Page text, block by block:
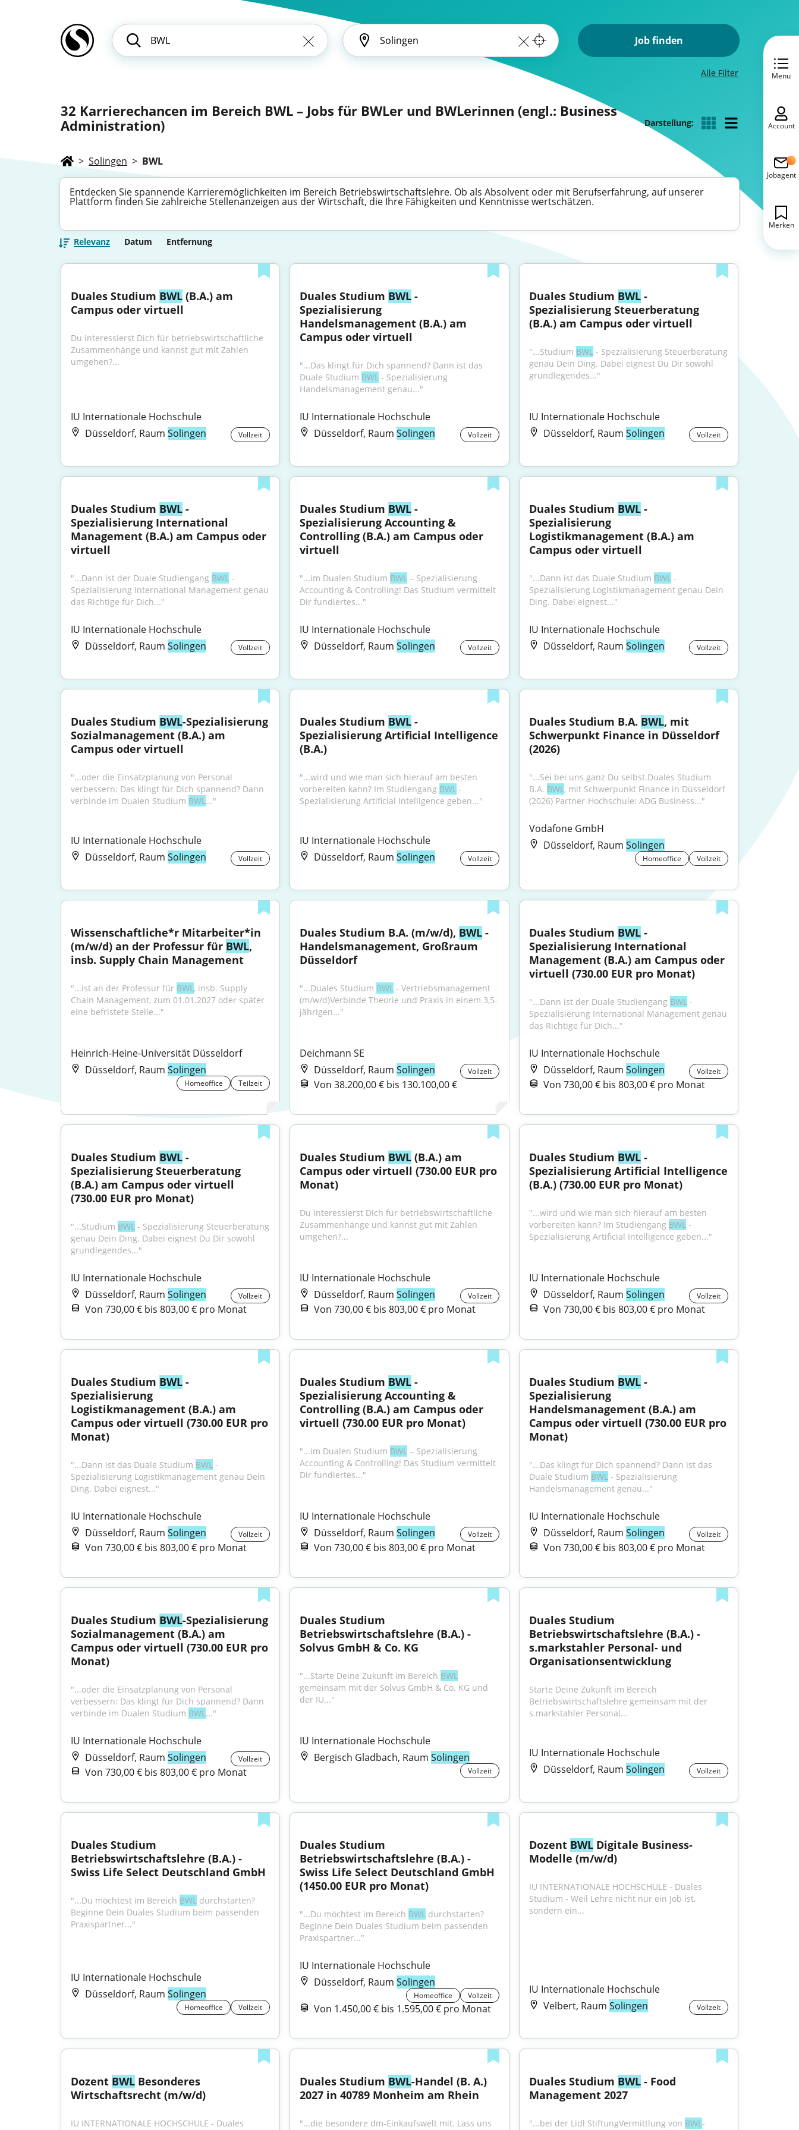
Job finden
Alle Filter
32 Karrierechancen im Bereich BWL – Jobs für BWLer und BWLerinnen (engl.: Business
Administration)
Darstellung:
> Solingen > BWL
Entdecken Sie spannende Karrieremöglichkeiten im Bereich Betriebswirtschaftslehre. Ob als Absolvent oder mit Berufserfahrung, auf unserer
Plattform finden Sie zahlreiche Stellenanzeigen aus der Wirtschaft, die Ihre Fähigkeiten und Kenntnisse wertschätzen.
Relevanz Datum Entfernung
Duales Studium BWL (B.A.) am
Campus oder virtuell
Du interessierst Dich für betriebswirtschaftliche
Zusammenhänge und kannst gut mit Zahlen
umgehen?...
IU Internationale Hochschule
Düsseldorf, Raum Solingen Vollzeit
Duales Studium BWL -
Spezialisierung
Handelsmanagement (B.A.) am
Campus oder virtuell
"...Das klingt für Dich spannend? Dann ist das
Duale Studium BWL - Spezialisierung
Handelsmanagement genau..."
IU Internationale Hochschule
Düsseldorf, RaumSolingen Vollzeit
Duales Studium BWL -
Spezialisierung Steuerberatung
(B.A.) am Campus oder virtuell
"...Studium BWL - Spezialisierung Steuerberatung
genau Dein Ding. Dabei eignest Du Dir sowohl
grundlegendes..."
IU Internationale Hochschule
Düsseldorf, Raum Solingen Vollzeit
Duales Studium BWL -
Spezialisierung International
Management (B.A.) am Campus oder
virtuell
"...Dann ist der Duale Studiengang BWL -
Spezialisierung International Management genau
das Richtige für Dich..."
IU Internationale Hochschule
Düsseldorf, Raum Solingen Vollzeit
Duales Studium BWL -
Spezialisierung Accounting &
Controlling (B.A.) am Campus oder
virtuell
"...im Dualen Studium BWL – Spezialisierung
Accounting & Controlling! Das Studium vermittelt
Dir fundiertes..."
IU Internationale Hochschule
Düsseldorf, RaumSolingen Vollzeit
Duales Studium BWL -
Spezialisierung
Logistikmanagement (B.A.) am
Campus oder virtuell
"...Dann ist das Duale Studium BWL -
Spezialisierung Logistikmanagement genau Dein
Ding. Dabei eignest..."
IU Internationale Hochschule
Düsseldorf, Raum Solingen Vollzeit
Duales Studium BWL-Spezialisierung
Sozialmanagement (B.A.) am
Campus oder virtuell
"...oder die Einsatzplanung von Personal
verbessern: Das klingt für Dich spannend? Dann
verbinde im Dualen Studium BWL..."
IU Internationale Hochschule
Düsseldorf, Raum Solingen Vollzeit
Duales Studium BWL -
Spezialisierung Artificial Intelligence
(B.A.)
"...wird und wie man sich hierauf am besten
vorbereiten kann? Im Studiengang BWL -
Spezialisierung Artificial Intelligence geben..."
IU Internationale Hochschule
Düsseldorf, RaumSolingen Vollzeit
Duales Studium B.A. BWL, mit
Schwerpunkt Finance in Düsseldorf
(2026)
"...Sei bei uns ganz Du selbst.Duales Studium
B.A. BWL, mit Schwerpunkt Finance in Düsseldorf
(2026) Partner-Hochschule: ADG Business..."
Vodafone GmbH
Düsseldorf, Raum Solingen
Homeoffice Vollzeit
Wissenschaftliche*r Mitarbeiter*in
(m/w/d) an der Professur für BWL,
insb. Supply Chain Management
"...ist an der Professur für BWL, insb. Supply
Chain Management, zum 01.01.2027 oder später
eine befristete Stelle..."
Heinrich-Heine-Universität Düsseldorf
Düsseldorf, Raum Solingen
Homeoffice Teilzeit
Duales Studium B.A. (m/w/d), BWL -
Handelsmanagement, Großraum
Düsseldorf
"...Duales Studium BWL - Vertriebsmanagement
(m/w/d)Verbinde Theorie und Praxis in einem 3,5-
jährigen..."
Deichmann SE
Düsseldorf, RaumSolingen Vollzeit
Von 38.200,00 € bis 130.100,00 €
Duales Studium BWL -
Spezialisierung International
Management (B.A.) am Campus oder
virtuell (730.00 EUR pro Monat)
"...Dann ist der Duale Studiengang BWL -
Spezialisierung International Management genau
das Richtige für Dich..."
IU Internationale Hochschule
Düsseldorf, Raum Solingen Vollzeit
Von 730,00 € bis 803,00 € pro Monat
Duales Studium BWL -
Spezialisierung Steuerberatung
(B.A.) am Campus oder virtuell
(730.00 EUR pro Monat)
"...Studium BWL - Spezialisierung Steuerberatung
genau Dein Ding. Dabei eignest Du Dir sowohl
grundlegendes..."
IU Internationale Hochschule
Düsseldorf, Raum Solingen Vollzeit
Von 730,00 € bis 803,00 € pro Monat
Duales Studium BWL (B.A.) am
Campus oder virtuell (730.00 EUR pro
Monat)
Du interessierst Dich für betriebswirtschaftliche
Zusammenhänge und kannst gut mit Zahlen
umgehen?...
IU Internationale Hochschule
Düsseldorf, RaumSolingen Vollzeit
Von 730,00 € bis 803,00 € pro Monat
Duales Studium BWL -
Spezialisierung Artificial Intelligence
(B.A.) (730.00 EUR pro Monat)
"...wird und wie man sich hierauf am besten
vorbereiten kann? Im Studiengang BWL -
Spezialisierung Artificial Intelligence geben..."
IU Internationale Hochschule
Düsseldorf, Raum Solingen Vollzeit
Von 730,00 € bis 803,00 € pro Monat
Duales Studium BWL -
Spezialisierung
Logistikmanagement (B.A.) am
Campus oder virtuell (730.00 EUR pro
Monat)
"...Dann ist das Duale Studium BWL -
Spezialisierung Logistikmanagement genau Dein
Ding. Dabei eignest..."
IU Internationale Hochschule
Düsseldorf, Raum Solingen Vollzeit
Von 730,00 € bis 803,00 € pro Monat
Duales Studium BWL -
Spezialisierung Accounting &
Controlling (B.A.) am Campus oder
virtuell (730.00 EUR pro Monat)
"...im Dualen Studium BWL – Spezialisierung
Accounting & Controlling! Das Studium vermittelt
Dir fundiertes..."
IU Internationale Hochschule
Düsseldorf, RaumSolingen Vollzeit
Von 730,00 € bis 803,00 € pro Monat
Duales Studium BWL -
Spezialisierung
Handelsmanagement (B.A.) am
Campus oder virtuell (730.00 EUR pro
Monat)
"...Das klingt für Dich spannend? Dann ist das
Duale Studium BWL - Spezialisierung
Handelsmanagement genau..."
IU Internationale Hochschule
Düsseldorf, Raum Solingen Vollzeit
Von 730,00 € bis 803,00 € pro Monat
Duales Studium BWL-Spezialisierung
Sozialmanagement (B.A.) am
Campus oder virtuell (730.00 EUR pro
Monat)
"...oder die Einsatzplanung von Personal
verbessern: Das klingt für Dich spannend? Dann
verbinde im Dualen Studium BWL..."
IU Internationale Hochschule
Düsseldorf, Raum Solingen Vollzeit
Von 730,00 € bis 803,00 € pro Monat
Duales Studium
Betriebswirtschaftslehre (B.A.) -
Solvus GmbH & Co. KG
"...Starte Deine Zukunft im Bereich BWL
gemeinsam mit der Solvus GmbH & Co. KG und
der IU..."
IU Internationale Hochschule
Bergisch Gladbach, RaumSolingen
Vollzeit
Duales Studium
Betriebswirtschaftslehre (B.A.) -
s.markstahler Personal- und
Organisationsentwicklung
Starte Deine Zukunft im Bereich
Betriebswirtschaftslehre gemeinsam mit der
s.markstahler Personal...
IU Internationale Hochschule
Düsseldorf, Raum Solingen Vollzeit
Duales Studium
Betriebswirtschaftslehre (B.A.) -
Swiss Life Select Deutschland GmbH
"...Du möchtest im Bereich BWL durchstarten?
Beginne Dein Duales Studium beim passenden
Praxispartner..."
IU Internationale Hochschule
Düsseldorf, Raum Solingen
Homeoffice Vollzeit
Duales Studium
Betriebswirtschaftslehre (B.A.) -
Swiss Life Select Deutschland GmbH
(1450.00 EUR pro Monat)
"...Du möchtest im Bereich BWL durchstarten?
Beginne Dein Duales Studium beim passenden
Praxispartner..."
IU Internationale Hochschule
Düsseldorf, RaumSolingen
Homeoffice Vollzeit
Von 1.450,00 € bis 1.595,00 € pro Monat
Dozent BWL Digitale Business-
Modelle (m/w/d)
IU INTERNATIONALE HOCHSCHULE - Duales
Studium - Weil Lehre nicht nur ein Job ist,
sondern ein...
IU Internationale Hochschule
Velbert, Raum Solingen Vollzeit
Dozent BWL Besonderes
Wirtschaftsrecht (m/w/d)
IU INTERNATIONALE HOCHSCHULE - Duales
Duales Studium BWL-Handel (B. A.)
2027 in 40789 Monheim am Rhein
"...die besondere dm-Einkaufswelt mit. Lass uns
Duales Studium BWL - Food
Management 2027
"...bei der Lidl StiftungVermittlung von BWL-
Menü
Account
Jobagent
Merken